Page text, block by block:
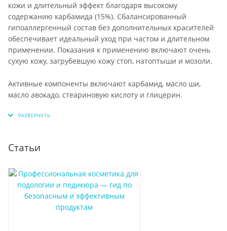
кожи и длительный эффект благодаря высокому
содержанию карбамида (15%). Сбалансированный
гипоаллергенный состав без дополнительных красителей
обеспечивает идеальный уход при частом и длительном
применении. Показания к применению включают очень
сухую кожу, загрубевшую кожу стоп, натоптыши и мозоли.
Активные компоненты включают карбамид, масло ши,
масло авокадо, стеариновую кислоту и глицерин.
Статьи